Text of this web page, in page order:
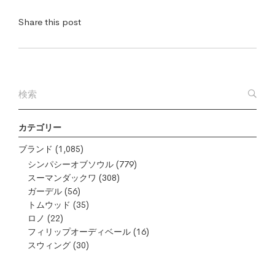
カテゴリー
ブランド (1,085)
シンパシーオブソウル (779)
スーマンダックワ (308)
ガーデル (56)
トムウッド (35)
ロノ (22)
フィリップオーディベール (16)
スウィング (30)
Share this post